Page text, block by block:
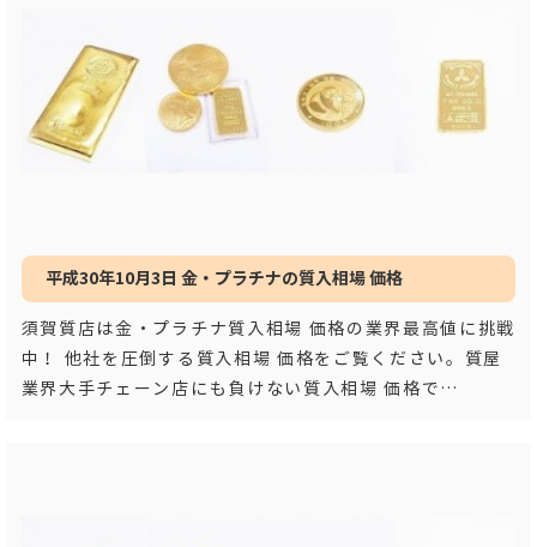
平成30年10月3日 金・プラチナの質入相場 価格
須賀質店は金・プラチナ質入相場 価格の業界最高値に挑戦
中！ 他社を圧倒する質入相場 価格をご覧ください。質屋
業界大手チェーン店にも負けない質入相場 価格で